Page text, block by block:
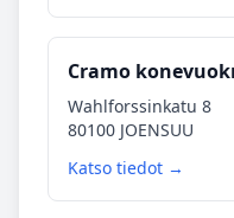
Cramo
Wahlforssinkatu 8
80100 JOENSUU
Katso tiedot →